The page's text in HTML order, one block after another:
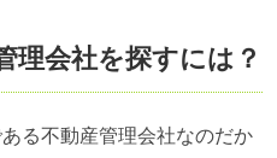
理会社を探すには？
る不動産管理会社なのだか